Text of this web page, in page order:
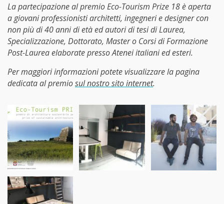
La partecipazione al premio Eco-Tourism Prize 18 è aperta
a giovani professionisti architetti, ingegneri e designer con
non più di 40 anni di età ed autori di tesi di Laurea,
Specializzazione, Dottorato, Master o Corsi di Formazione
Post-Laurea elaborate presso Atenei italiani ed esteri.
Per maggiori informazioni potete visualizzare la pagina
dedicata al premiosul nostro sito internet.